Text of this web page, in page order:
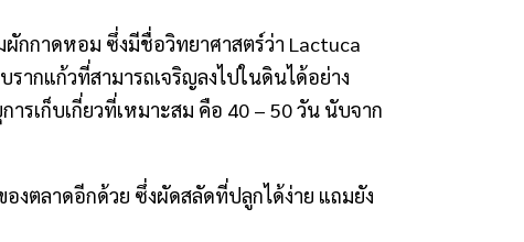
กกาดหอม ซึ่งมีชื่อวิทยาศาสตร์ว่า Lactuca
ากแก้วที่สามารถเจริญลงไปในดินได้อย่าง
รเก็บเกี่ยวที่เหมาะสม คือ 40 – 50วัน นับจาก
ตลาดอีกด้วย ซึ่งผัดสลัดที่ปลูกได้ง่าย แถมยัง